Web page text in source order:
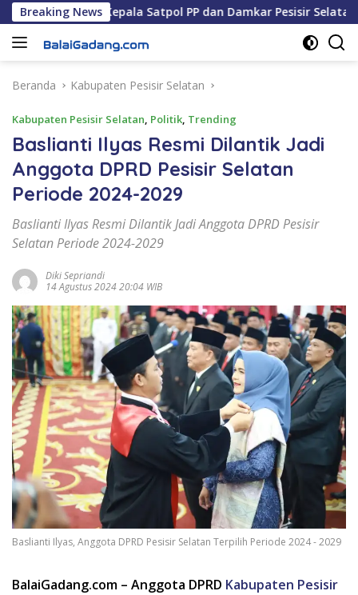
Langsung
ke
konten
Breaking News
Jadi Kepala Satpol PP dan Damkar Pesisir Selatan
Beranda Kabupaten Pesisir Selatan
Kabupaten Pesisir Selatan, Politik, Trending
Baslianti Ilyas Resmi Dilantik Jadi
Anggota DPRD Pesisir Selatan
Periode 2024-2029
Baslianti Ilyas Resmi Dilantik Jadi Anggota DPRD Pesisir
Selatan Periode 2024-2029
Diki Sepriandi
14 Agustus 2024 20:04 WIB
Baslianti Ilyas, Anggota DPRD Pesisir Selatan Terpilih Periode 2024 - 2029
BalaiGadang.com – Anggota DPRD Kabupaten Pesisir